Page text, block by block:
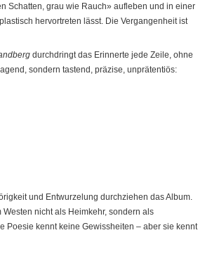
Schatten, grau wie Rauch» aufleben und in einer
hervortreten lässt. Die Vergangenheit ist
durchdringt das Erinnerte jede Zeile, ohne
sondern tastend, präzise, unprätentiös:
und Entwurzelung durchziehen das Album.
nicht als Heimkehr, sondern als
Poesie kennt keine Gewissheiten – aber sie kennt